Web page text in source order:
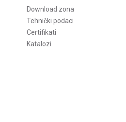
Download zona
Tehnički podaci
Certifikati
Katalozi